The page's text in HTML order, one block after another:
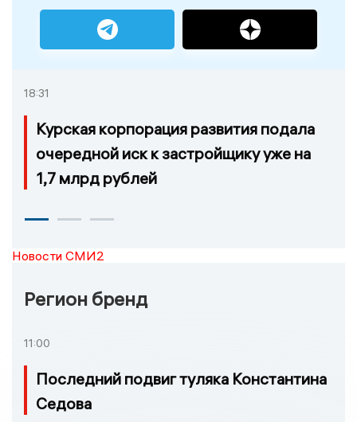
18:31
Курская корпорация развития подала
очередной иск к застройщику уже на
1,7 млрд рублей
Новости СМИ2
Регион бренд
11:00
Последний подвиг туляка Константина
Седова